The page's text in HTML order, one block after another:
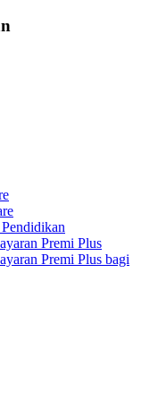
Premi Plus
Premi Plus bagi